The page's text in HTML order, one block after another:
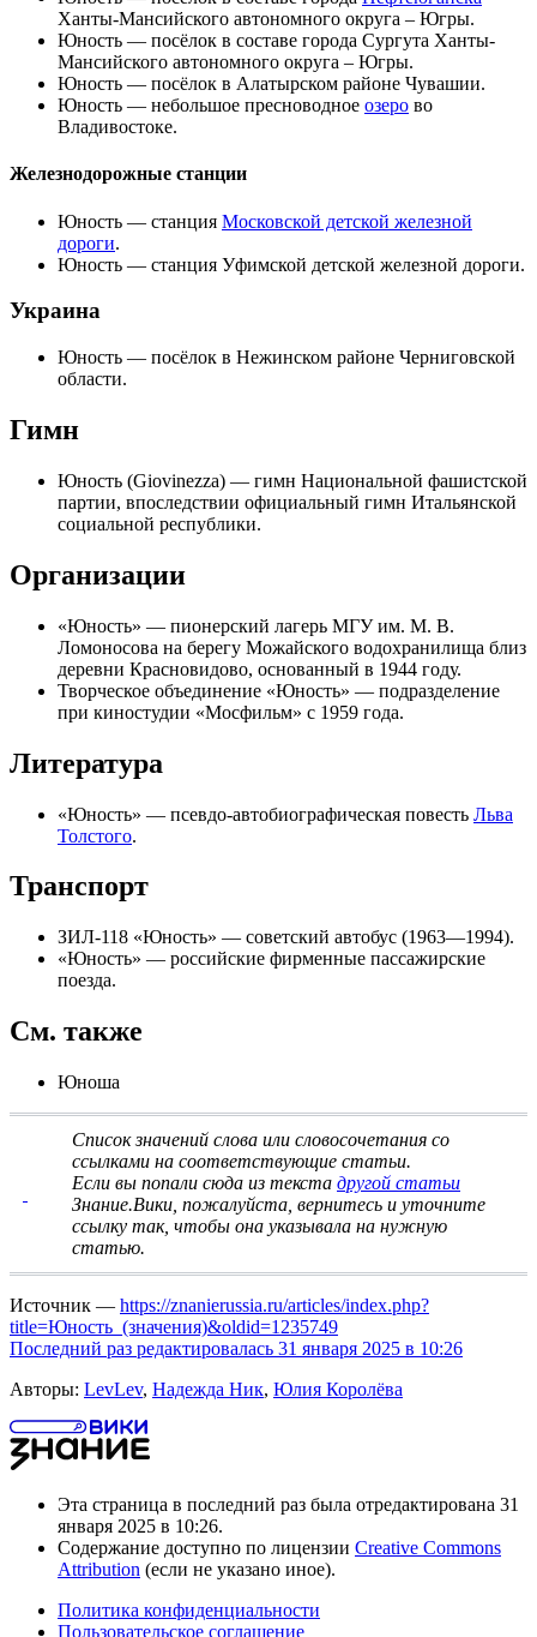
Ханты-Мансийского автономного округа – Югры.
Юность — посёлок в составе города Сургута Ханты-
Мансийского автономного округа – Югры.
Юность — посёлок в Алатырском районе Чувашии.
Юность — небольшое пресноводное озеро во
Владивостоке.
Железнодорожные станции
Юность — станция Московской детской железной
дороги.
Юность — станция Уфимской детской железной дороги.
Украина
Юность — посёлок в Нежинском районе Черниговской
области.
Гимн
Юность (Giovinezza) — гимн Национальной фашистской
партии, впоследствии официальный гимн Итальянской
социальной республики.
Организации
«Юность» — пионерский лагерь МГУ им. М. В.
Ломоносова на берегу Можайского водохранилища близ
деревни Красновидово, основанный в 1944 году.
Творческое объединение «Юность» — подразделение
при киностудии «Мосфильм» с 1959 года.
Литература
«Юность» — псевдо-автобиографическая повесть Льва
Толстого.
Транспорт
ЗИЛ-118 «Юность» — советский автобус (1963—1994).
«Юность» — российские фирменные пассажирские
поезда.
См. также
Юноша
Список значений слова или словосочетания со
ссылками на соответствующие статьи.
Если вы попали сюда из текста другой статьи
Знание.Вики, пожалуйста, вернитесь и уточните
ссылку так, чтобы она указывала на нужную
статью.
Источник — https://znanierussia.ru/articles/index.php?
title=Юность_(значения)&oldid=1235749
Последний раз редактировалась 31 января 2025 в 10:26
Авторы: LevLev, Надежда Ник, Юлия Королёва
Эта страница в последний раз была отредактирована 31
января 2025 в 10:26.
Содержание доступно по лицензии Creative Commons
Attribution (если не указано иное).
Политика конфиденциальности
Пользовательское соглашение